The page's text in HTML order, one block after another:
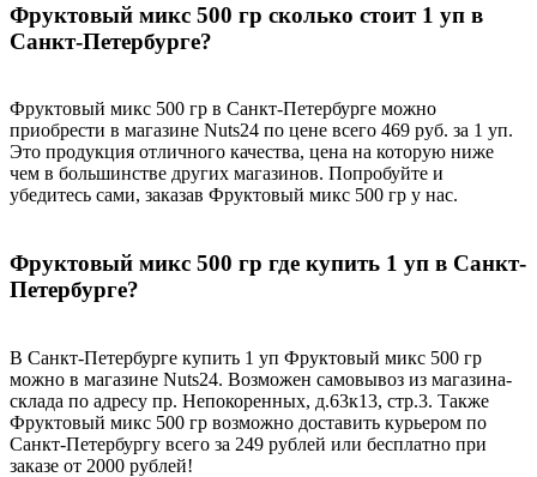
Фруктовый микс 500 гр сколько стоит 1 уп в
Санкт-Петербурге?
Фруктовый микс 500 гр в Санкт-Петербурге можно
приобрести в магазине Nuts24 по цене всего 469 руб. за 1 уп.
Это продукция отличного качества, цена на которую ниже
чем в большинстве других магазинов. Попробуйте и
убедитесь сами, заказав Фруктовый микс 500 гр у нас.
Фруктовый микс 500 гр где купить 1 уп в Санкт-
Петербурге?
В Санкт-Петербурге купить 1 уп Фруктовый микс 500 гр
можно в магазине Nuts24. Возможен самовывоз из магазина-
склада по адресу пр. Непокоренных, д.63к13, стр.3. Также
Фруктовый микс 500 гр возможно доставить курьером по
Санкт-Петербургу всего за 249 рублей или бесплатно при
заказе от 2000 рублей!